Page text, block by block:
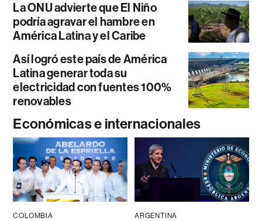
La ONU advierte que El Niño
podría agravar el hambre en
América Latina y el Caribe
Así logró este país de América
Latina generar toda su
electricidad con fuentes 100%
renovables
Económicas e internacionales
COLOMBIA ARGENTINA